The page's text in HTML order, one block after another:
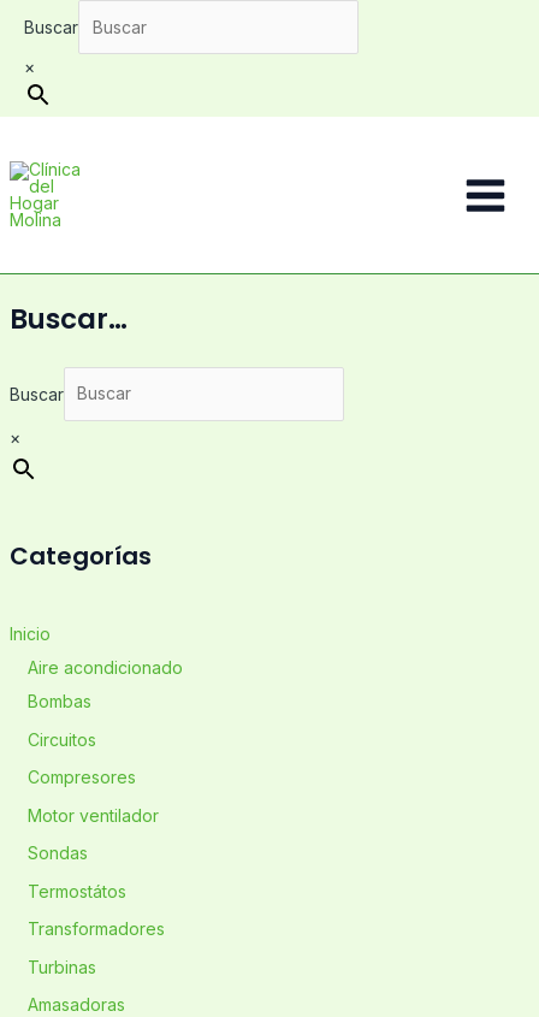
contenido
Buscar
×
Main
Buscar…
Buscar
×
Categorías
Inicio
Aire acondicionado
Bombas
Circuitos
Compresores
Motor ventilador
Sondas
Termostátos
Transformadores
Turbinas
Amasadoras